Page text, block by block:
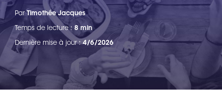
Par Timothée Jacques
Temps de lecture : 8 min
Dernière mise à jour : 4/6/2026